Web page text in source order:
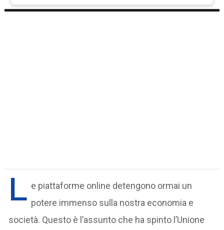
L e piattaforme online detengono ormai un
potere immenso sulla nostra economia e
società. Questo è l’assunto che ha spinto l’Unione